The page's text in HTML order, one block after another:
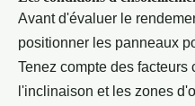
Avant d'évaluer le
positionner les panneaux
Tenez compte des facteurs
l'inclinaison et les zones